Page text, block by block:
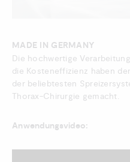
MADE IN GERMANY
Die hochwertige
die Kosteneffizienz haben
der beliebtesten
Thorax-Chirurgie gemacht.
Anwendungsvideo: